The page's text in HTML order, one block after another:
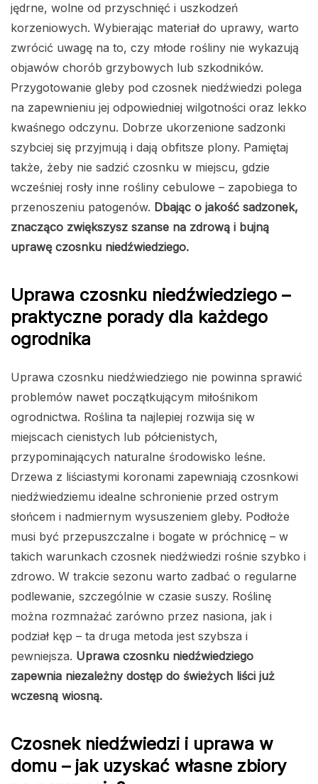
jędrne, wolne od przyschnięć i uszkodzeń
korzeniowych. Wybierając materiał do uprawy, warto
zwrócić uwagę na to, czy młode rośliny nie wykazują
objawów chorób grzybowych lub szkodników.
Przygotowanie gleby pod czosnek niedźwiedzi polega
na zapewnieniu jej odpowiedniej wilgotności oraz lekko
kwaśnego odczynu. Dobrze ukorzenione sadzonki
szybciej się przyjmują i dają obfitsze plony. Pamiętaj
także, żeby nie sadzić czosnku w miejscu, gdzie
wcześniej rosły inne rośliny cebulowe – zapobiega to
przenoszeniu patogenów. Dbając o jakość sadzonek,
znacząco zwiększysz szanse na zdrową i bujną
uprawę czosnku niedźwiedziego.
Uprawa czosnku niedźwiedziego –
praktyczne porady dla każdego
ogrodnika
Uprawa czosnku niedźwiedziego nie powinna sprawić
problemów nawet początkującym miłośnikom
ogrodnictwa. Roślina ta najlepiej rozwija się w
miejscach cienistych lub półcienistych,
przypominających naturalne środowisko leśne.
Drzewa z liściastymi koronami zapewniają czosnkowi
niedźwiedziemu idealne schronienie przed ostrym
słońcem i nadmiernym wysuszeniem gleby. Podłoże
musi być przepuszczalne i bogate w próchnicę – w
takich warunkach czosnek niedźwiedzi rośnie szybko i
zdrowo. W trakcie sezonu warto zadbać o regularne
podlewanie, szczególnie w czasie suszy. Roślinę
można rozmnażać zarówno przez nasiona, jak i
podział kęp – ta druga metoda jest szybsza i
pewniejsza. Uprawa czosnku niedźwiedziego
zapewnia niezależny dostęp do świeżych liści już
wczesną wiosną.
Czosnek niedźwiedzi i uprawa w
domu – jak uzyskać własne zbiory